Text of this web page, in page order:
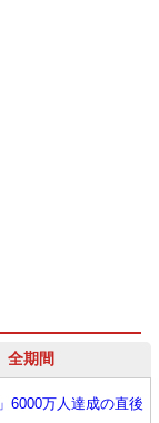
全期間
6000万人達成の直後